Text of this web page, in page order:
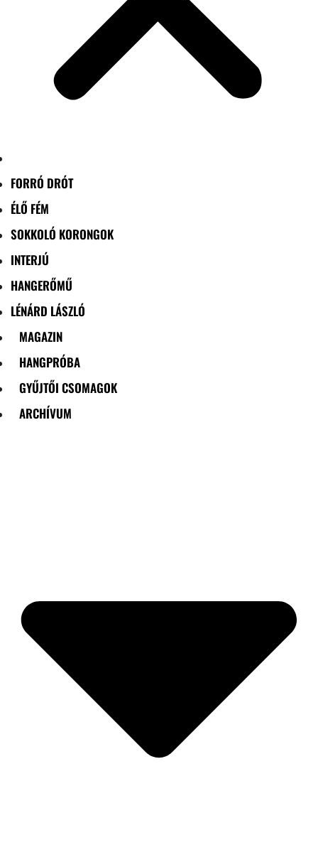
FORRÓ DRÓT
ÉLŐ FÉM
SOKKOLÓ KORONGOK
INTERJÚ
HANGERŐMŰ
LÉNÁRD LÁSZLÓ
MAGAZIN
HANGPRÓBA
GYŰJTŐI CSOMAGOK
ARCHÍVUM